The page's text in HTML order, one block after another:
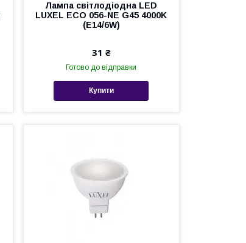
Лампа світлодіодна LED
LUXEL ECO 056-NE G45 4000K
(E14/6W)
31 ₴
Готово до відправки
Купити